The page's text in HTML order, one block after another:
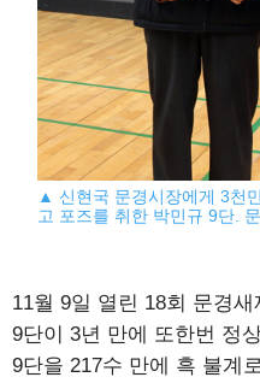
▲ 신현국 문경시장에게 3천
고 포즈를 취한 박민규 9단.
11월 9일 열린 18회 문경
9단이 3년 만에 또한번 정
9단을 217수 만에 흑 불계